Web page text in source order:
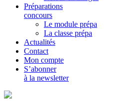
Préparations
concours
Le module prépa
La classe prépa
Actualités
Contact
Mon compte
S’abonner
à la newsletter